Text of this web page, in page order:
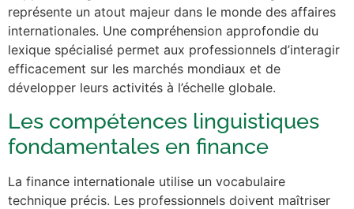
représente un atout majeur dans le monde des affaires
internationales. Une compréhension approfondie du
lexique spécialisé permet aux professionnels d’interagir
efficacement sur les marchés mondiaux et de
développer leurs activités à l’échelle globale.
Les compétences linguistiques
fondamentales en finance
La finance internationale utilise un vocabulaire
technique précis. Les professionnels doivent maîtriser